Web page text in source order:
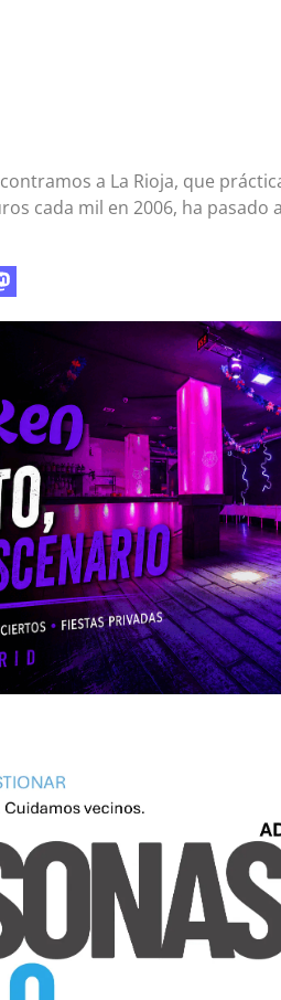
a La Rioja, que
cada mil en 2006, ha pasado